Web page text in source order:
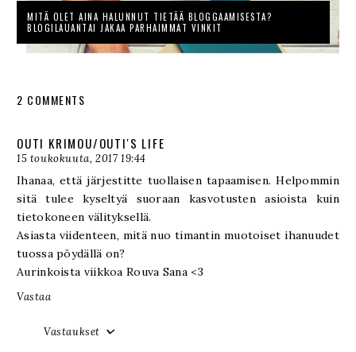
MITÄ OLET AINA HALUNNUT TIETÄÄ BLOGGAAMISESTA?
BLOGILAUANTAI JAKAA PARHAIMMAT VINKIT
2 COMMENTS
OUTI KRIMOU/OUTI'S LIFE
15 toukokuuta, 2017 19:44
Ihanaa, että järjestitte tuollaisen tapaamisen. Helpommin
sitä tulee kyseltyä suoraan kasvotusten asioista kuin
tietokoneen välityksellä.
Asiasta viidenteen, mitä nuo timantin muotoiset ihanuudet
tuossa pöydällä on?
Aurinkoista viikkoa Rouva Sana <3
Vastaa
Vastaukset